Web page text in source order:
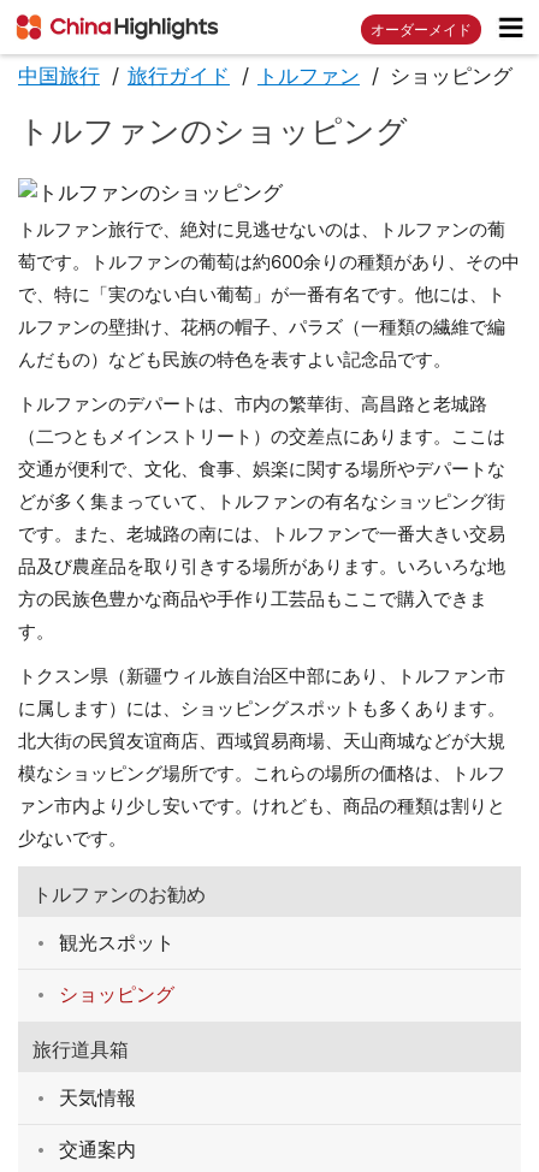
オーダーメイド
中国旅行 旅行ガイド トルファン ショッピング
トルファンのショッピング
トルファン旅行で、絶対に見逃せないのは、トルファンの葡
萄です。トルファンの葡萄は約600余りの種類があり、その中
で、特に「実のない白い葡萄」が一番有名です。他には、ト
ルファンの壁掛け、花柄の帽子、パラズ（一種類の繊維で編
んだもの）なども民族の特色を表すよい記念品です。
トルファンのデパートは、市内の繁華街、高昌路と老城路
（二つともメインストリート）の交差点にあります。ここは
交通が便利で、文化、食事、娯楽に関する場所やデパートな
どが多く集まっていて、トルファンの有名なショッピング街
です。また、老城路の南には、トルファンで一番大きい交易
品及び農産品を取り引きする場所があります。いろいろな地
方の民族色豊かな商品や手作り工芸品もここで購入できま
す。
トクスン県（新疆ウィル族自治区中部にあり、トルファン市
に属します）には、ショッピングスポットも多くあります。
北大街の民貿友谊商店、西域貿易商場、天山商城などが大規
模なショッピング場所です。これらの場所の価格は、トルフ
ァン市内より少し安いです。けれども、商品の種類は割りと
少ないです。
トルファンのお勧め
観光スポット
ショッピング
旅行道具箱
天気情報
交通案内